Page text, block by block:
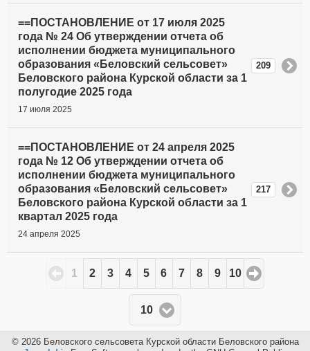
==ПОСТАНОВЛЕНИЕ от 17 июля 2025
года № 24 Об утверждении отчета об
исполнении бюджета муниципального
образования «Беловский сельсовет»
Беловского района Курской области за 1
полугодие 2025 года
17 июля 2025
209
==ПОСТАНОВЛЕНИЕ от 24 апреля 2025
года № 12 Об утверждении отчета об
исполнении бюджета муниципального
образования «Беловский сельсовет»
Беловского района Курской области за 1
квартал 2025 года
24 апреля 2025
217
1 2 3 4 5 6 7 8 9 10
строк:
10
© 2026 Беловского сельсовета Курской области Беловского района